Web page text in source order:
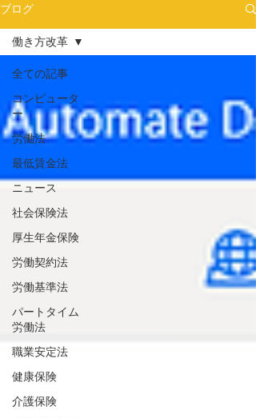
ブログ
全ての記事
コンピュータ
ー
労働法
最低賃金法
ニュース
社会保険法
厚生年金保険
労働契約法
労働基準法
パートタイム
労働法
職業安定法
健康保険
介護保険
働き方改革